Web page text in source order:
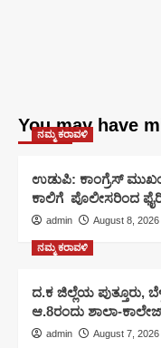
You may have
ನಮ್ಮ ಕರಾವಳಿ
ಉಡುಪಿ: ಕಾಂಗ್ರೆಸ್
ಕಾಲಿಗೆ ಪೊಲೀಸರಿಂದ
admin August 8, 2026
ನಮ್ಮ ಕರಾವಳಿ
ದ.ಕ ಜಿಲ್ಲೆಯ ಪುತ್ತೂರು,
ಆ.8ರಂದು ಶಾಲಾ-
admin August 7, 2026